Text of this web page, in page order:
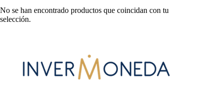
No se han encontrado productos que coincidan con tu
selección.